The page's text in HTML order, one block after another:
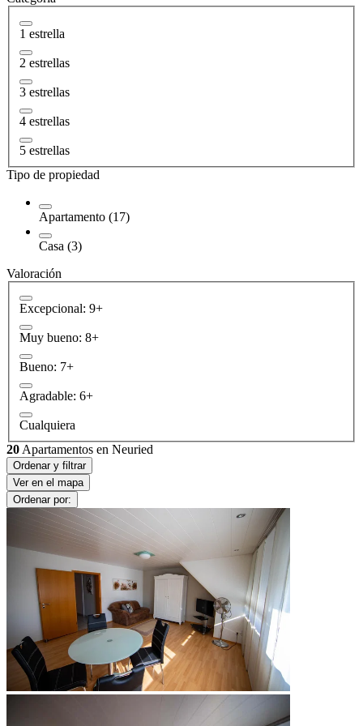
1 estrella
2 estrellas
3 estrellas
4 estrellas
5 estrellas
Tipo de propiedad
Apartamento (17)
Casa (3)
Valoración
Excepcional: 9+
Muy bueno: 8+
Bueno: 7+
Agradable: 6+
Cualquiera
20 Apartamentos en Neuried
Ordenar y filtrar
Ver en el mapa
Ordenar por: